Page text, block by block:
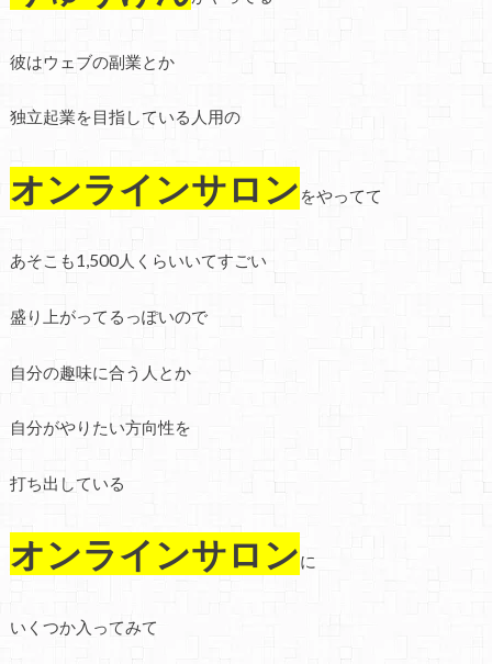
彼はウェブの副業とか
独立起業を目指している人用の
オンラインサロン をやってて
あそこも1,500人くらいいてすごい
盛り上がってるっぽいので
自分の趣味に合う人とか
自分がやりたい方向性を
打ち出している
オンラインサロンに
いくつか入ってみて